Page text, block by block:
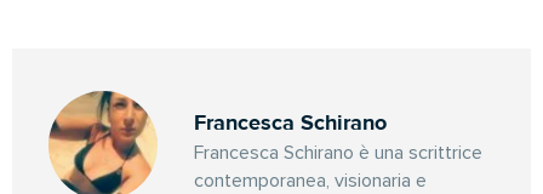
Francesca Schirano
Francesca Schirano è una scrittrice
contemporanea, visionaria e